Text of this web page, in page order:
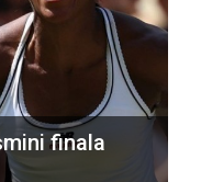
finala